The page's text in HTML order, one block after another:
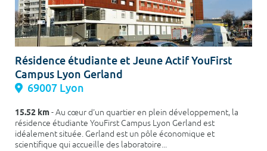
Résidence étudiante et Jeune Actif YouFirst
Campus Lyon Gerland
69007 Lyon
15.52 km- Au cœur d'un quartier en plein développement, la
résidence étudiante YouFirst Campus Lyon Gerland est
idéalement située. Gerland est un pôle économique et
scientifique qui accueille des laboratoire...